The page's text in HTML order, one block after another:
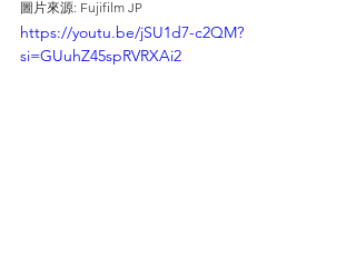
圖片來源: Fujifilm JP
https://youtu.be/jSU1d7-c2QM?
si=GUuhZ45spRVRXAi2